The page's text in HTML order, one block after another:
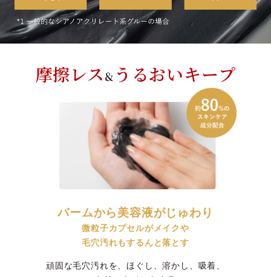
摩擦レス& うるおいキープ
バームから美容液がじゅわり
微粒子カプセルがメイクや
毛穴汚れもするんと落とす
頑固な毛穴汚れを、ほぐし、溶かし、吸着、